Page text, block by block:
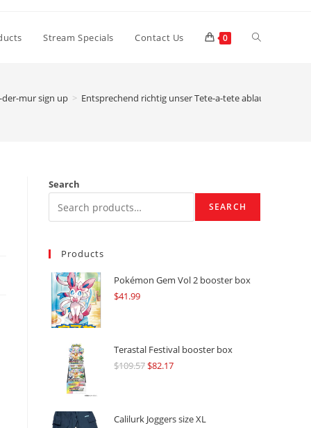
Stream Specials Contact Us 0 Toggle
mur sign up > Entsprechend richtig unser Tete-a-tete ablauft wird
Search
SEARCH
Products
Pokémon Gem Vol 2 booster box
$41.99
Terastal Festival booster box
$109.57Original
$109.57.
$82.17Current
$82.17.
Calilurk Joggers size XL